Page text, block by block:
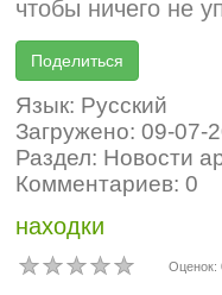
чтобы ничего не
Язык: Русский
Загружено: 09-07-
Раздел: Новости
Комментариев: 0
находки
Оценок: